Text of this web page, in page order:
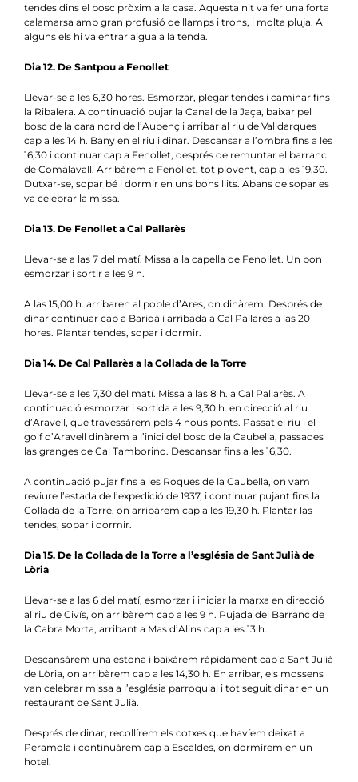
tendes dins el bosc pròxim a la casa. Aquesta nit va fer una forta
calamarsa amb gran profusió de llamps i trons, i molta pluja. A
alguns els hi va entrar aigua a la tenda.
Dia 12. De Santpou a Fenollet
Llevar-se a les 6,30 hores. Esmorzar, plegar tendes i caminar fins
la Ribalera. A continuació pujar la Canal de la Jaça, baixar pel
bosc de la cara nord de l’Aubenç i arribar al riu de Valldarques
cap a les 14 h. Bany en el riu i dinar. Descansar a l’ombra fins a les
16,30 i continuar cap a Fenollet, després de remuntar el barranc
de Comalavall. Arribàrem a Fenollet, tot plovent, cap a les 19,30.
Dutxar-se, sopar bé i dormir en uns bons llits. Abans de sopar es
va celebrar la missa.
Dia 13. De Fenollet a Cal Pallarès
Llevar-se a las 7 del matí. Missa a la capella de Fenollet. Un bon
esmorzar i sortir a les 9 h.
A las 15,00 h. arribaren al poble d’Ares, on dinàrem. Després de
dinar continuar cap a Baridà i arribada a Cal Pallarès a las 20
hores. Plantar tendes, sopar i dormir.
Dia 14. De Cal Pallarès a la Collada de la Torre
Llevar-se a les 7,30 del matí. Missa a las 8 h. a Cal Pallarès. A
continuació esmorzar i sortida a les 9,30 h. en direcció al riu
d’Aravell, que travessàrem pels 4 nous ponts. Passat el riu i el
golf d’Aravell dinàrem a l’inici del bosc de la Caubella, passades
las granges de Cal Tamborino. Descansar fins a les 16,30.
A continuació pujar fins a les Roques de la Caubella, on vam
reviure l’estada de l’expedició de 1937, i continuar pujant fins la
Collada de la Torre, on arribàrem cap a les 19,30 h. Plantar las
tendes, sopar i dormir.
Dia 15. De la Collada de la Torre a l’església de Sant Julià de
Lòria
Llevar-se a las 6 del matí, esmorzar i iniciar la marxa en direcció
al riu de Civís, on arribàrem cap a les 9 h. Pujada del Barranc de
la Cabra Morta, arribant a Mas d’Alins cap a les 13 h.
Descansàrem una estona i baixàrem ràpidament cap a Sant Julià
de Lòria, on arribàrem cap a les 14,30 h. En arribar, els mossens
van celebrar missa a l’església parroquial i tot seguit dinar en un
restaurant de Sant Julià.
Després de dinar, recollírem els cotxes que havíem deixat a
Peramola i continuàrem cap a Escaldes, on dormírem en un
hotel.